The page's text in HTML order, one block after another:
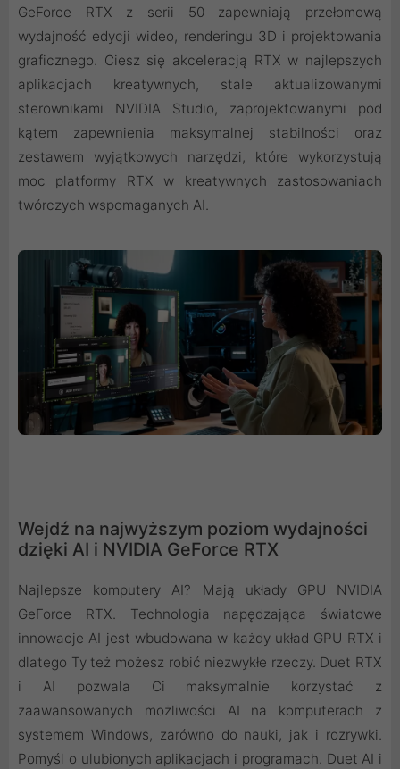
GeForce RTX z serii 50 zapewniają przełomową
wydajność edycji wideo, renderingu 3D i projektowania
graficznego. Ciesz się akceleracją RTX w najlepszych
aplikacjach kreatywnych, stale aktualizowanymi
sterownikami NVIDIA Studio, zaprojektowanymi pod
kątem zapewnienia maksymalnej stabilności oraz
zestawem wyjątkowych narzędzi, które wykorzystują
moc platformy RTX w kreatywnych zastosowaniach
twórczych wspomaganych AI.
Wejdź na najwyższym poziom wydajności
dzięki AI i NVIDIA GeForce RTX
Najlepsze komputery AI? Mają układy GPU NVIDIA
GeForce RTX. Technologia napędzająca światowe
innowacje AI jest wbudowana w każdy układ GPU RTX i
dlatego Ty też możesz robić niezwykłe rzeczy. Duet RTX
i AI pozwala Ci maksymalnie korzystać z
zaawansowanych możliwości AI na komputerach z
systemem Windows, zarówno do nauki, jak i rozrywki.
Pomyśl o ulubionych aplikacjach i programach. Duet AI i